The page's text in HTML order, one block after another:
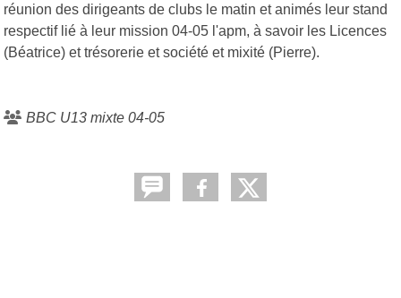
réunion des dirigeants de clubs le matin et animés leur stand
respectif lié à leur mission 04-05 l'apm, à savoir les Licences
(Béatrice) et trésorerie et société et mixité (Pierre).
BBC U13 mixte 04-05